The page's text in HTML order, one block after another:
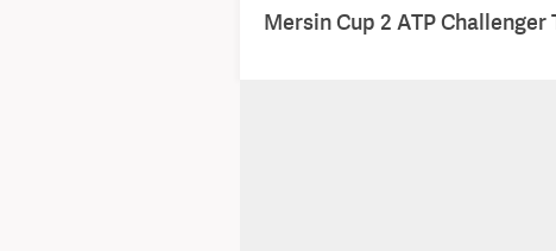
Mersin Cup 2 ATP Challenger